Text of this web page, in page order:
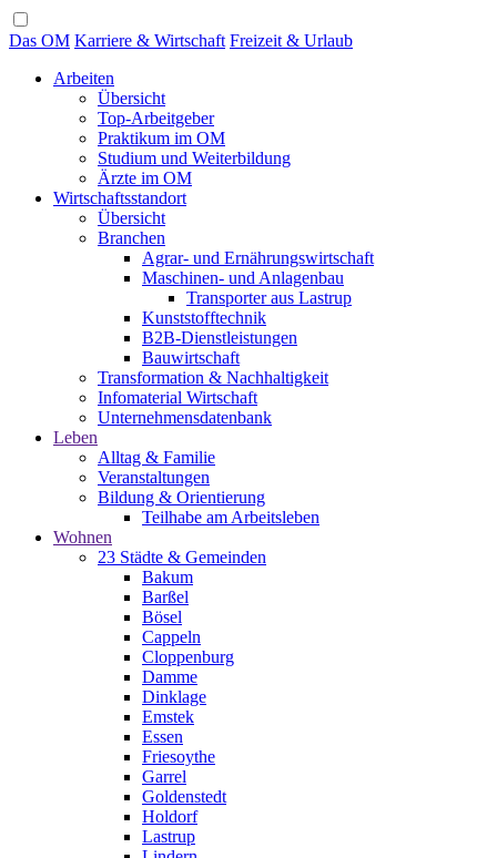
Das OM Karriere & Wirtschaft Freizeit & Urlaub
Arbeiten
Übersicht
Top-Arbeitgeber
Praktikum im OM
Studium und Weiterbildung
Ärzte im OM
Wirtschaftsstandort
Übersicht
Branchen
Agrar- und Ernährungswirtschaft
Maschinen- und Anlagenbau
Transporter aus Lastrup
Kunststofftechnik
B2B-Dienstleistungen
Bauwirtschaft
Transformation & Nachhaltigkeit
Infomaterial Wirtschaft
Unternehmensdatenbank
Leben
Alltag & Familie
Veranstaltungen
Bildung & Orientierung
Teilhabe am Arbeitsleben
Wohnen
23 Städte & Gemeinden
Bakum
Barßel
Bösel
Cappeln
Cloppenburg
Damme
Dinklage
Emstek
Essen
Friesoythe
Garrel
Goldenstedt
Holdorf
Lastrup